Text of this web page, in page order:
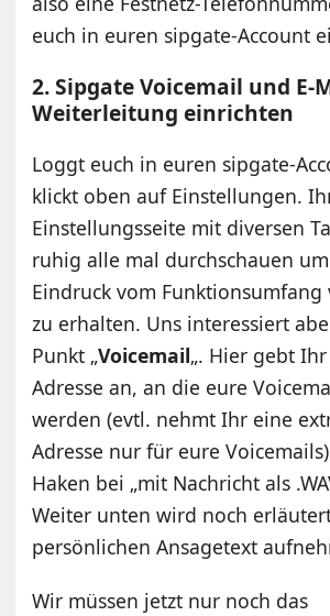
euch in euren sipgate-Account
2. Sipgate Voicemail und E-
Weiterleitung einrichten
Loggt euch in euren sipgate-
klickt oben auf Einstellungen.
Einstellungsseite mit diversen
ruhig alle mal durchschauen
Eindruck vom Funktionsumfang
zu erhalten. Uns interessiert
Punkt „Voicemail„. Hier gebt
Adresse an, an die eure
werden (evtl. nehmt Ihr eine
Adresse nur für eure
Haken bei „mit Nachricht als
Weiter unten wird noch
persönlichen Ansagetext
Wir müssen jetzt nur noch das